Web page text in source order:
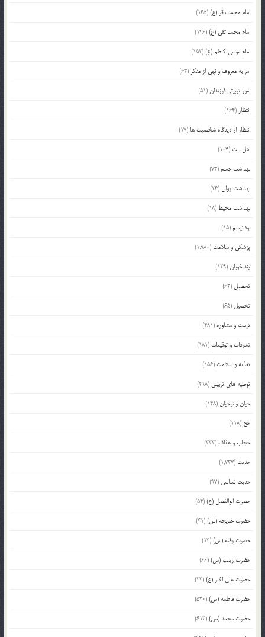
امام محمد باقر (ع)(165)
امام محمد تقی (ع)(146)
امام موسی کاظم (ع)(152)
امر به معروف و نهی از منکر (63)
امور تربیتی فرزندان(51)
انتظار (164)
انتظار از دیدگاه شخصیت ها (17)
اهل بیت (104)
بهداشت جسم(73)
بهداشت روان(26)
بهداشت محیط (18)
بودائیسم(15)
پزشکی و سلامت (1,980)
پند خوبان(129)
تحصیل (62)
تحصیل (65)
تربیت و مشاوره (481)
تشرفات و توقیعات (181)
تغذیه و سلامت (156)
توصیه های تربیتی (498)
جوان و نوجوان(148)
حج (118)
حجاب و عفاف (333)
حدیث (1,737)
حدیث شناسی (97)
حضرت ابوالفضل (ع)(54)
حضرت خدیجه (س)(41)
حضرت رقیه (س)(13)
حضرت زینب (س)(66)
حضرت علی اکبر (ع)(23)
حضرت فاطمه (س)(530)
حضرت محمد (ص)(613)